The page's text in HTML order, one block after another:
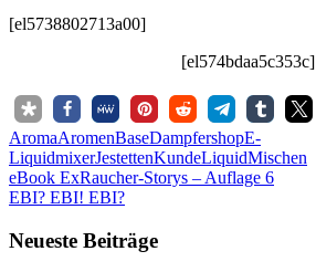
[el5738802713a00]
[el574bdaa5c353c]
AromaAromenBaseDampfershopE-
LiquidmixerJestettenKundeLiquidMischen
Beitrags-
Navigation
Vorheriger
Beitrag:
eBook ExRaucher-Storys – Auflage 6
Nächster
EBI? EBI! EBI?
Neueste Beiträge